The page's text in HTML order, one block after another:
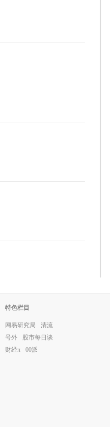
特色栏目
网易研究局
清流
号外
股市每日谈
财经π
00派